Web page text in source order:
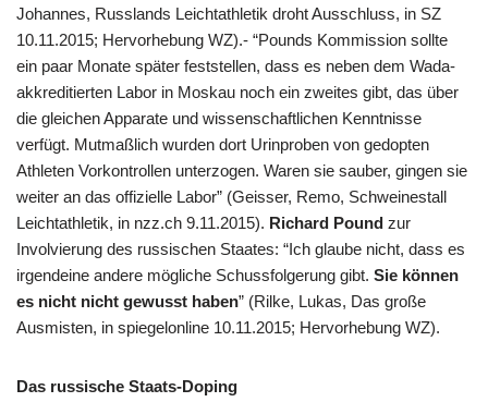
Johannes, Russlands Leichtathletik droht Ausschluss, in SZ
10.11.2015; Hervorhebung WZ).- “Pounds Kommission sollte
ein paar Monate später feststellen, dass es neben dem Wada-
akkreditierten Labor in Moskau noch ein zweites gibt, das über
die gleichen Apparate und wissenschaftlichen Kenntnisse
verfügt. Mutmaßlich wurden dort Urinproben von gedopten
Athleten Vorkontrollen unterzogen. Waren sie sauber, gingen sie
weiter an das offizielle Labor” (Geisser, Remo, Schweinestall
Leichtathletik, in nzz.ch 9.11.2015). Richard Pound zur
Involvierung des russischen Staates: “Ich glaube nicht, dass es
irgendeine andere mögliche Schussfolgerung gibt. Sie können
es nicht nicht gewusst haben” (Rilke, Lukas, Das große
Ausmisten, in spiegelonline 10.11.2015; Hervorhebung WZ).
Das russische Staats-Doping